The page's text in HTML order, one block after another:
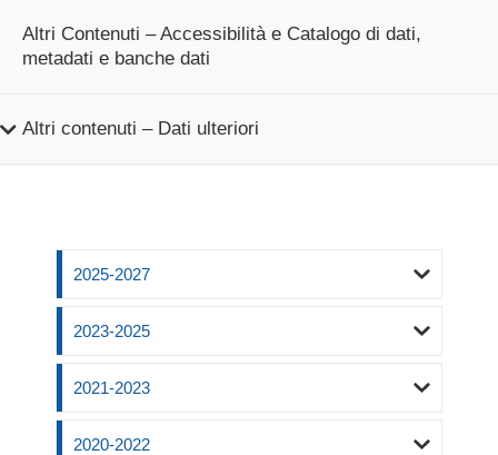
Altri Contenuti – Accessibilità e Catalogo di dati,
metadati e banche dati
Altri contenuti – Dati ulteriori
2025-2027
2023-2025
2021-2023
2020-2022